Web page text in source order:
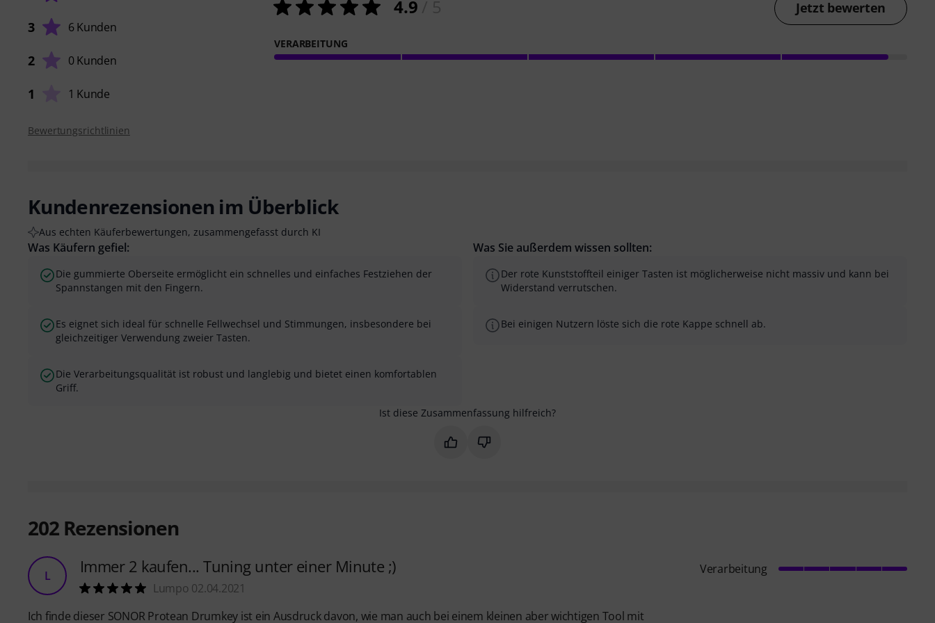
3 6 Kunden
2 0 Kunden
1 1 Kunde
4.9 Jetzt bewerten
VERARBEITUNG
Bewertungsrichtlinien
Kundenrezensionen im Überblick
Aus echten Käuferbewertungen, zusammengefasst durch KI
Was Käufern gefiel:
Die gummierte Oberseite ermöglicht ein schnelles und einfaches Festziehen der
Spannstangen mit den Fingern.
Es eignet sich ideal für schnelle Fellwechsel und Stimmungen, insbesondere bei
gleichzeitiger Verwendung zweier Tasten.
Die Verarbeitungsqualität ist robust und langlebig und bietet einen komfortablen
Griff.
Was Sie außerdem wissen sollten:
Der rote Kunststoffteil einiger Tasten ist möglicherweise nicht massiv und kann bei
Widerstand verrutschen.
Bei einigen Nutzern löste sich die rote Kappe schnell ab.
Ist diese Zusammenfassung hilfreich?
Markieren Sie diese Zusammenfassung als hilfreich
Markieren Sie diese Zusammenfassung als nicht hilfreich
202 Rezensionen
L Immer 2 kaufen... Tuning unter einer Minute ;)
Lumpo 02.04.2021
Ich finde dieser SONOR Protean Drumkey ist ein Ausdruck davon, wie man auch bei einem kleinen aber wichtigen Tool mit
Verarbeitung